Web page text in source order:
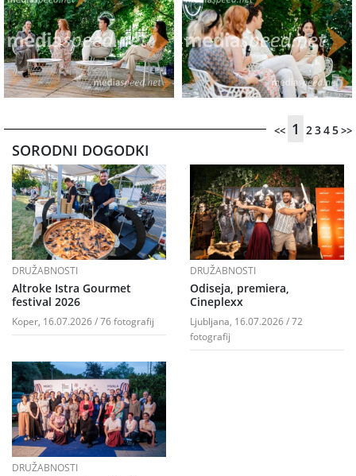
<< 1 2345>>
SORODNI DOGODKI
DRUŽABNOSTI
Altroke Istra Gourmet
festival 2026
Koper, 16.07.2026 / 76 fotografij
DRUŽABNOSTI
Odiseja, premiera,
Cineplexx
Ljubljana, 16.07.2026 / 72
fotografij
DRUŽABNOSTI